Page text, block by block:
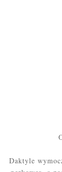
Daktyle